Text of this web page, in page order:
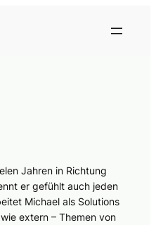
Jahren in Richtung
er gefühlt auch jeden
Michael als Solutions
extern – Themen von